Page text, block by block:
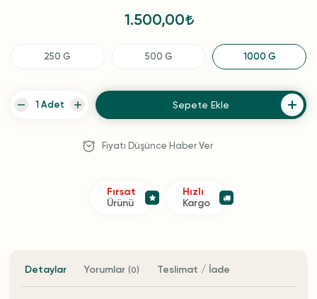
1.500,00
250 G 500 G 1000 G
Sepete Ekle
Fiyatı Düşünce Haber Ver
Fırsat
Ürünü
Hızlı
Kargo
Detaylar Yorumlar (0) Teslimat / İade